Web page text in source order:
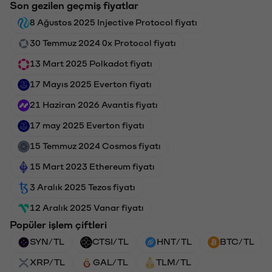
Son gezilen geçmiş fiyatlar
8 Ağustos 2025 Injective Protocol fiyatı
30 Temmuz 2024 0x Protocol fiyatı
13 Mart 2025 Polkadot fiyatı
17 Mayıs 2025 Everton fiyatı
21 Haziran 2026 Avantis fiyatı
17 may 2025 Everton fiyatı
15 Temmuz 2024 Cosmos fiyatı
15 Mart 2023 Ethereum fiyatı
3 Aralık 2025 Tezos fiyatı
12 Aralık 2025 Vanar fiyatı
Popüler işlem çiftleri
SYN/TL CTSI/TL HNT/TL BTC/TL
XRP/TL GAL/TL TLM/TL